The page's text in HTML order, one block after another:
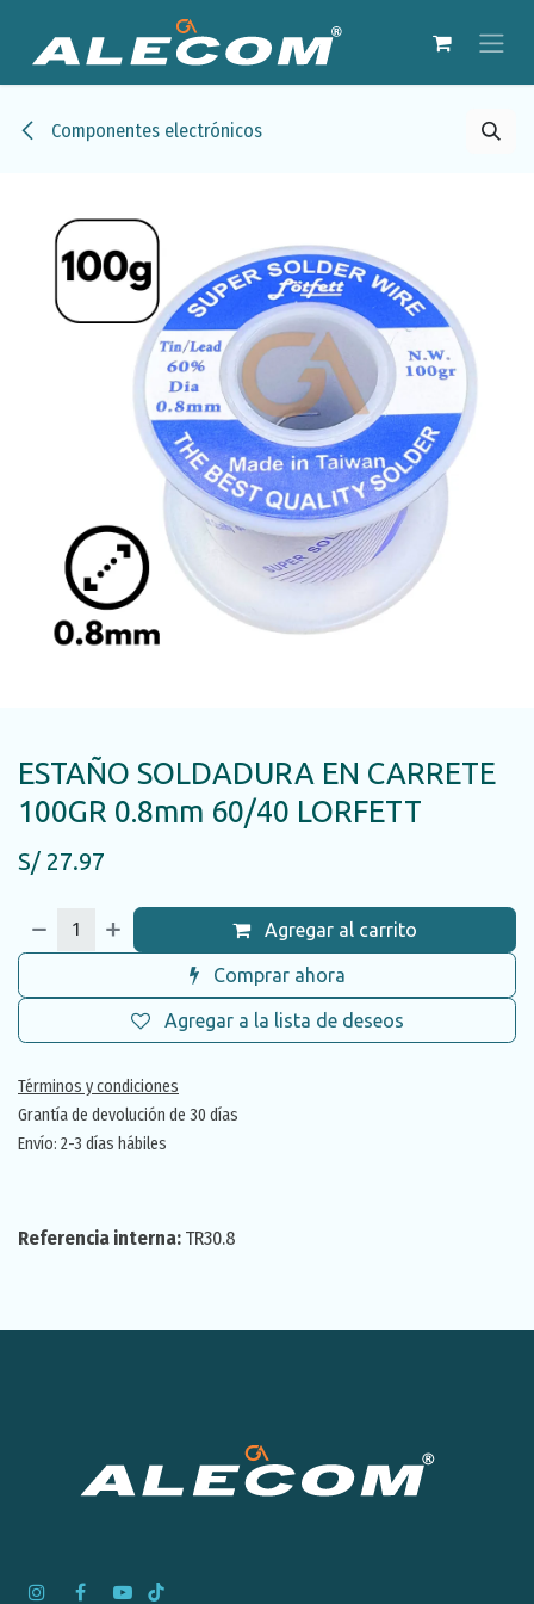
Componentes electrónicos
ESTAÑO SOLDADURA EN CARRETE
100GR 0.8mm 60/40 LORFETT
S/ 27.97
Agregar al carrito
Comprar ahora
Agregar a la lista de deseos
Términos y condiciones
Grantía de devolución de 30 días
Envío: 2-3 días hábiles
Referencia interna: TR30.8